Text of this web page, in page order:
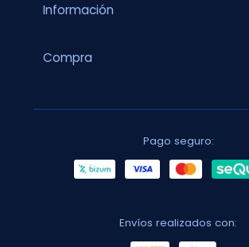
Información
Compra
Pago seguro:
Envíos realizados con: